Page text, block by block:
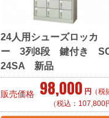
24人用シューズロッカ
ー 3列8段 鍵付き
24SA 新品
販売価格 98,000 円 （税
（税込：107,800